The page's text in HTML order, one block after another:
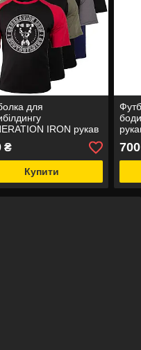
для
IRON рукав
₴
Купити
700